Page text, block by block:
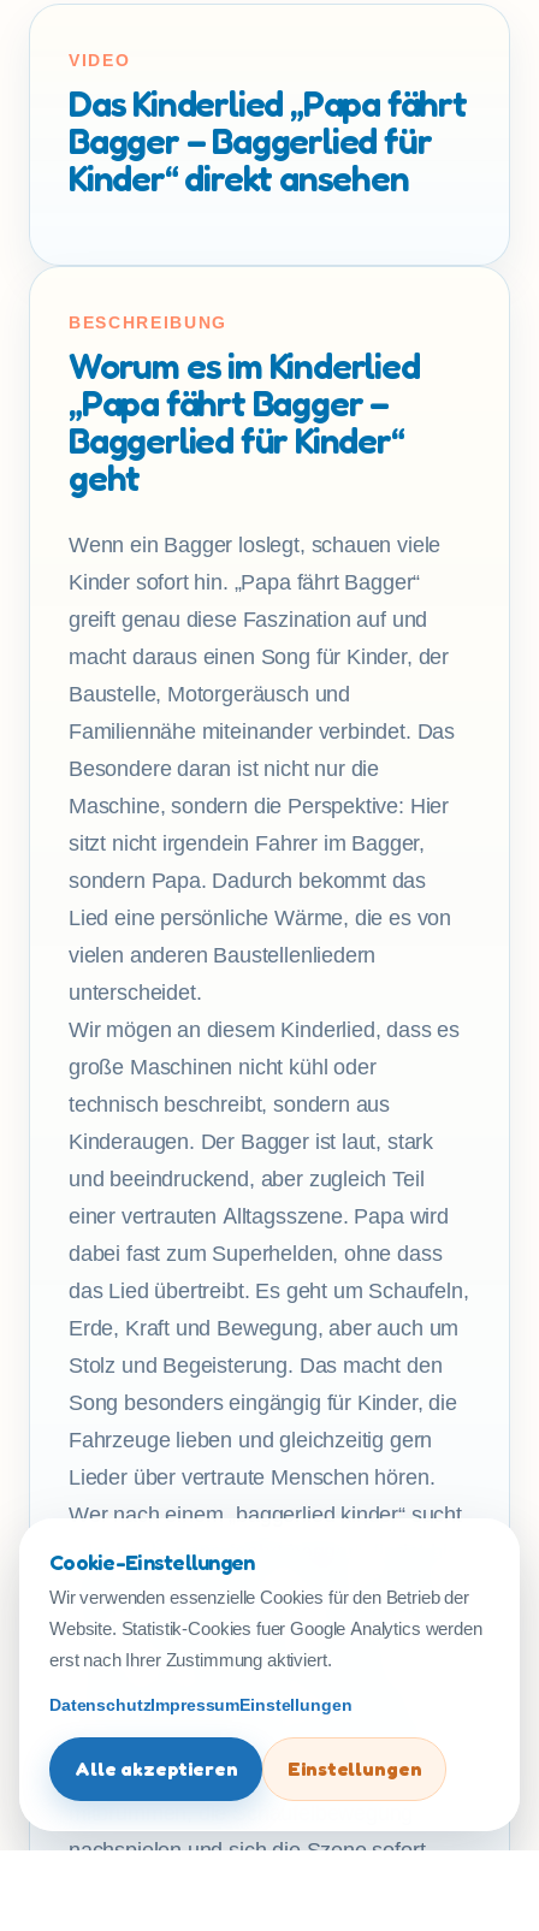
VIDEO
Das Kinderlied „Papa fährt
Bagger – Baggerlied für
Kinder“ direkt ansehen
BESCHREIBUNG
Worum es im Kinderlied
„Papa fährt Bagger –
Baggerlied für Kinder“
geht
Wenn ein Bagger loslegt, schauen viele
Kinder sofort hin. „Papa fährt Bagger“
greift genau diese Faszination auf und
macht daraus einen Song für Kinder, der
Baustelle, Motorgeräusch und
Familiennähe miteinander verbindet. Das
Besondere daran ist nicht nur die
Maschine, sondern die Perspektive: Hier
sitzt nicht irgendein Fahrer im Bagger,
sondern Papa. Dadurch bekommt das
Lied eine persönliche Wärme, die es von
vielen anderen Baustellenliedern
unterscheidet.
Wir mögen an diesem Kinderlied, dass es
große Maschinen nicht kühl oder
technisch beschreibt, sondern aus
Kinderaugen. Der Bagger ist laut, stark
und beeindruckend, aber zugleich Teil
einer vertrauten Alltagsszene. Papa wird
dabei fast zum Superhelden, ohne dass
das Lied übertreibt. Es geht um Schaufeln,
Erde, Kraft und Bewegung, aber auch um
Stolz und Begeisterung. Das macht den
Song besonders eingängig für Kinder, die
Fahrzeuge lieben und gleichzeitig gern
Lieder über vertraute Menschen hören.
Wer nach einem „baggerlied kinder“ sucht
oder nach „papa faehrt bagger“, findet hier
genau den richtigen Ton. Das Lied passt
gut in Fahrzeugprojekte, in die Kita, nach
Hause und in bewegte Singrunden. Als
Kindermusik funktioniert es deshalb so
gut, weil es Baustelle und Familienwelt
zusammenbringt. Kinder können
nachspielen und sich die Szene sofort
Cookie-Einstellungen
Wir verwenden essenzielle Cookies für den Betrieb der
Website. Statistik-Cookies fuer Google Analytics werden
erst nach Ihrer Zustimmung aktiviert.
DatenschutzImpressumEinstellungen
Alle akzeptieren Einstellungen